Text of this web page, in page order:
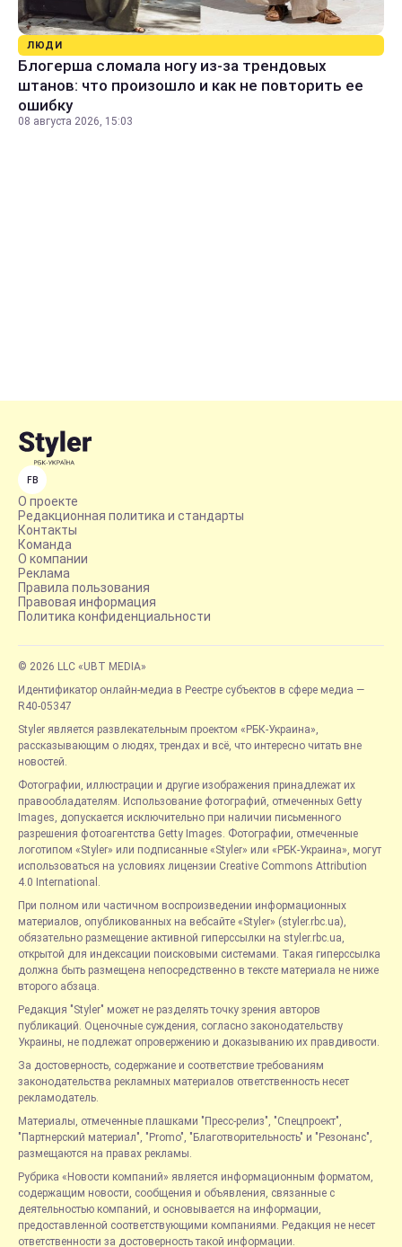
ЛЮДИ
Блогерша сломала ногу из-за трендовых
штанов: что произошло и как не повторить ее
ошибку
08 августа 2026, 15:03
FB
О проекте
Редакционная политика и стандарты
Контакты
Команда
О компании
Реклама
Правила пользования
Правовая информация
Политика конфиденциальности
© 2026 LLC «UBT MEDIA»
Идентификатор онлайн-медиа в Реестре субъектов в сфере медиа —
R40-05347
Styler является развлекательным проектом «РБК-Украина»,
рассказывающим о людях, трендах и всё, что интересно читать вне
новостей.
Фотографии, иллюстрации и другие изображения принадлежат их
правообладателям. Использование фотографий, отмеченных Getty
Images, допускается исключительно при наличии письменного
разрешения фотоагентства Getty Images. Фотографии, отмеченные
логотипом «Styler» или подписанные «Styler» или «РБК-Украина», могут
использоваться на условиях лицензии Creative Commons Attribution
4.0 International.
При полном или частичном воспроизведении информационных
материалов, опубликованных на вебсайте «Styler» (styler.rbc.ua),
обязательно размещение активной гиперссылки на styler.rbc.ua,
открытой для индексации поисковыми системами. Такая гиперссылка
должна быть размещена непосредственно в тексте материала не ниже
второго абзаца.
Редакция "Styler" может не разделять точку зрения авторов
публикаций. Оценочные суждения, согласно законодательству
Украины, не подлежат опровержению и доказыванию их правдивости.
За достоверность, содержание и соответствие требованиям
законодательства рекламных материалов ответственность несет
рекламодатель.
Материалы, отмеченные плашками "Пресс-релиз", "Спецпроект",
"Партнерский материал", "Promo", "Благотворительность" и "Резонанс",
размещаются на правах рекламы.
Рубрика «Новости компаний» является информационным форматом,
содержащим новости, сообщения и объявления, связанные с
деятельностью компаний, и основывается на информации,
предоставленной соответствующими компаниями. Редакция не несет
ответственности за достоверность такой информации.